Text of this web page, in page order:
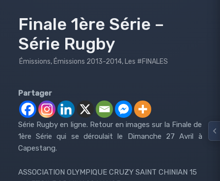
Finale 1ère Série –
Série Rugby
Émissions, Émissions 2013-2014, Les #FINALES
Partager
Série Rugby en ligne. Retour en images sur la Finale de
1ère Série qui se déroulait le Dimanche 27 Avril à
Capestang.
ASSOCIATION OLYMPIQUE CRUZY SAINT CHINIAN 15